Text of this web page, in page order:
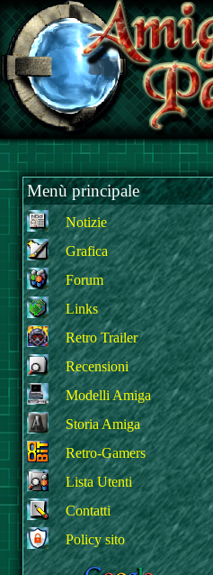
Menù principale
Notizie
Grafica
Forum
Links
Retro Trailer
Recensioni
Modelli Amiga
Storia Amiga
Retro-Gamers
Lista Utenti
Contatti
Policy sito